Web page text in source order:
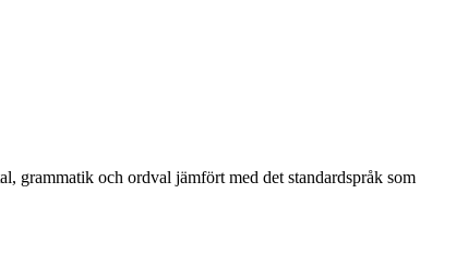
grammatik och ordval jämfört med det standardspråk som